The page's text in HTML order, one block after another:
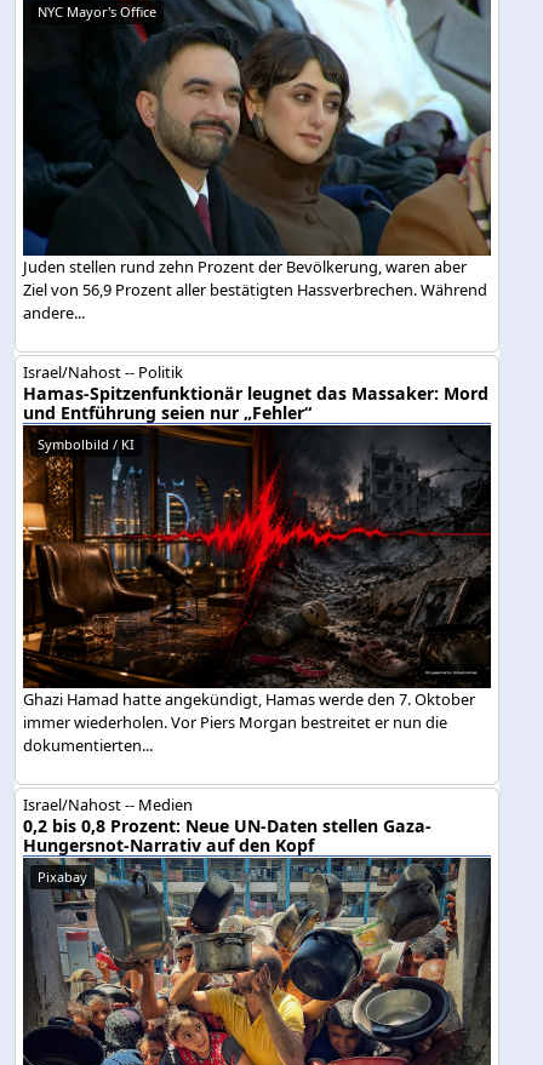
NYC Mayor's Office
Juden stellen rund zehn Prozent der Bevölkerung, waren aber
Ziel von 56,9 Prozent aller bestätigten Hassverbrechen. Während
andere...
Israel/Nahost -- Politik
Hamas-Spitzenfunktionär leugnet das Massaker: Mord
und Entführung seien nur „Fehler“
Symbolbild / KI
Ghazi Hamad hatte angekündigt, Hamas werde den 7. Oktober
immer wiederholen. Vor Piers Morgan bestreitet er nun die
dokumentierten...
Israel/Nahost -- Medien
0,2 bis 0,8 Prozent: Neue UN-Daten stellen Gaza-
Hungersnot-Narrativ auf den Kopf
Pixabay